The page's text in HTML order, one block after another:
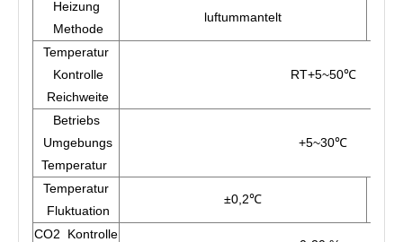
Heizung
Methode
luftummantelt
Temperatur
Kontrolle
Reichweite
RT+5~50℃
Betriebs
Umgebungs
Temperatur
+5~30℃
Temperatur
Fluktuation
±0,2℃
CO2 Kontrolle